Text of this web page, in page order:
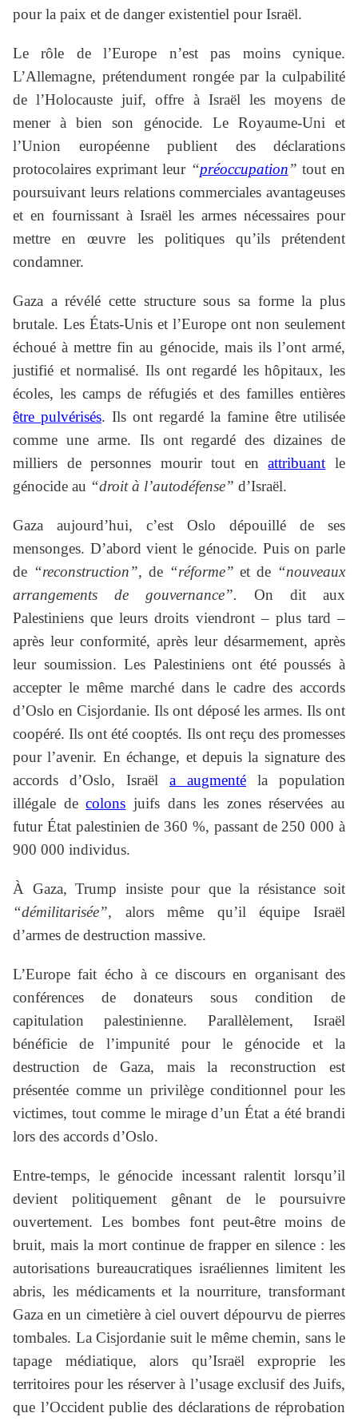
pour la paix et de danger existentiel pour Israël.
Le rôle de l’Europe n’est pas moins cynique.
L’Allemagne, prétendument rongée par la culpabilité
de l’Holocauste juif, offre à Israël les moyens de
mener à bien son génocide. Le Royaume-Uni et
l’Union européenne publient des déclarations
protocolaires exprimant leur “préoccupation” tout en
poursuivant leurs relations commerciales avantageuses
et en fournissant à Israël les armes nécessaires pour
mettre en œuvre les politiques qu’ils prétendent
condamner.
Gaza a révélé cette structure sous sa forme la plus
brutale. Les États-Unis et l’Europe ont non seulement
échoué à mettre fin au génocide, mais ils l’ont armé,
justifié et normalisé. Ils ont regardé les hôpitaux, les
écoles, les camps de réfugiés et des familles entières
être pulvérisés. Ils ont regardé la famine être utilisée
comme une arme. Ils ont regardé des dizaines de
milliers de personnes mourir tout enattribuant le
génocide au “droit à l’autodéfense” d’Israël.
Gaza aujourd’hui, c’est Oslo dépouillé de ses
mensonges. D’abord vient le génocide. Puis on parle
de “reconstruction”, de “réforme” et de “nouveaux
arrangements de gouvernance”. On dit aux
Palestiniens que leurs droits viendront – plus tard –
après leur conformité, après leur désarmement, après
leur soumission. Les Palestiniens ont été poussés à
accepter le même marché dans le cadre des accords
d’Oslo en Cisjordanie. Ils ont déposé les armes. Ils ont
coopéré. Ils ont été cooptés. Ils ont reçu des promesses
pour l’avenir. En échange, et depuis la signature des
accords d’Oslo, Israël a augmenté la population
illégale decolons juifs dans les zones réservées au
futur État palestinien de 360 %, passant de 250 000 à
900 000 individus.
À Gaza, Trump insiste pour que la résistance soit
“démilitarisée”, alors même qu’il équipe Israël
d’armes de destruction massive.
L’Europe fait écho à ce discours en organisant des
conférences de donateurs sous condition de
capitulation palestinienne. Parallèlement, Israël
bénéficie de l’impunité pour le génocide et la
destruction de Gaza, mais la reconstruction est
présentée comme un privilège conditionnel pour les
victimes, tout comme le mirage d’un État a été brandi
lors des accords d’Oslo.
Entre-temps, le génocide incessant ralentit lorsqu’il
devient politiquement gênant de le poursuivre
ouvertement. Les bombes font peut-être moins de
bruit, mais la mort continue de frapper en silence : les
autorisations bureaucratiques israéliennes limitent les
abris, les médicaments et la nourriture, transformant
Gaza en un cimetière à ciel ouvert dépourvu de pierres
tombales. La Cisjordanie suit le même chemin, sans le
tapage médiatique, alors qu’Israël exproprie les
territoires pour les réserver à l’usage exclusif des Juifs,
que l’Occident publie des déclarations de réprobation